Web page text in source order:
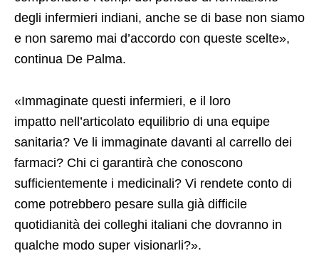
degli infermieri indiani, anche se di base non siamo
e non saremo mai d’accordo con queste scelte»,
continua De Palma.
«Immaginate questi infermieri, e il loro
impatto nell’articolato equilibrio di una equipe
sanitaria? Ve li immaginate davanti al carrello dei
farmaci? Chi ci garantirà che conoscono
sufficientemente i medicinali? Vi rendete conto di
come potrebbero pesare sulla già difficile
quotidianità dei colleghi italiani che dovranno in
qualche modo super visionarli?».